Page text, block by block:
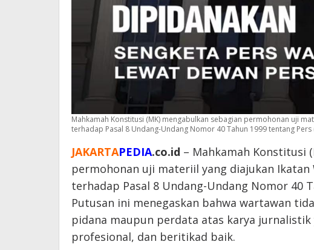
Mahkamah Konstitusi (MK) mengabulkan sebagian permohonan uji
terhadap Pasal 8 Undang-Undang Nomor 40 Tahun 1999 tentang Pers
JAKARTAPEDIA.co.id – Mahkamah Konstitusi
permohonan uji materiil yang diajukan Ikatan
terhadap Pasal 8 Undang-Undang Nomor 40
Putusan ini menegaskan bahwa wartawan
pidana maupun perdata atas karya jurnalistik
profesional, dan beritikad baik.